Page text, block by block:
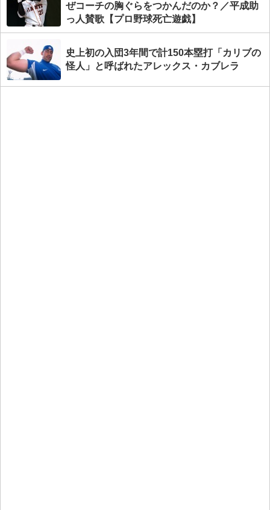
ぜコーチの胸ぐらをつかんだのか？／平成助
っ人賛歌【プロ野球死亡遊戯】
史上初の入団3年間で計150本塁打「カリブの
怪人」と呼ばれたアレックス・カブレラ